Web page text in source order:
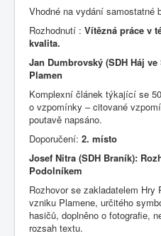
Vhodné na vydání samostatné
Rozhodnutí : Vítězná práce v
kvalita.
Jan Dumbrovský (SDH Háj
Plamen
Komplexní článek týkající se
o vzpomínky – citované
poutavě napsáno.
Doporučení: 2. místo
Josef Nitra (SDH Braník):
Podolníkem
Rozhovor se zakladatelem
vzniku Plamene, určitého
hasičů, doplněno o fotografie,
rozsah textu.